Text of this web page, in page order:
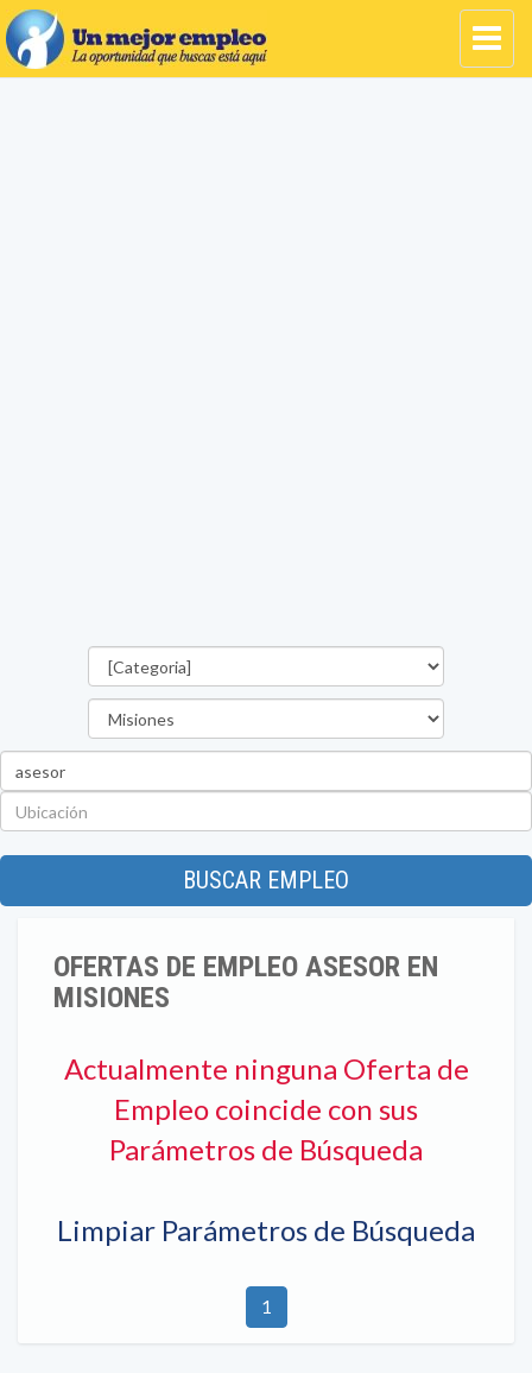
BUSCAR EMPLEO
OFERTAS DE EMPLEO ASESOR EN
MISIONES
Actualmente ninguna Oferta de
Empleo coincide con sus
Parámetros de Búsqueda
Limpiar Parámetros de Búsqueda
1